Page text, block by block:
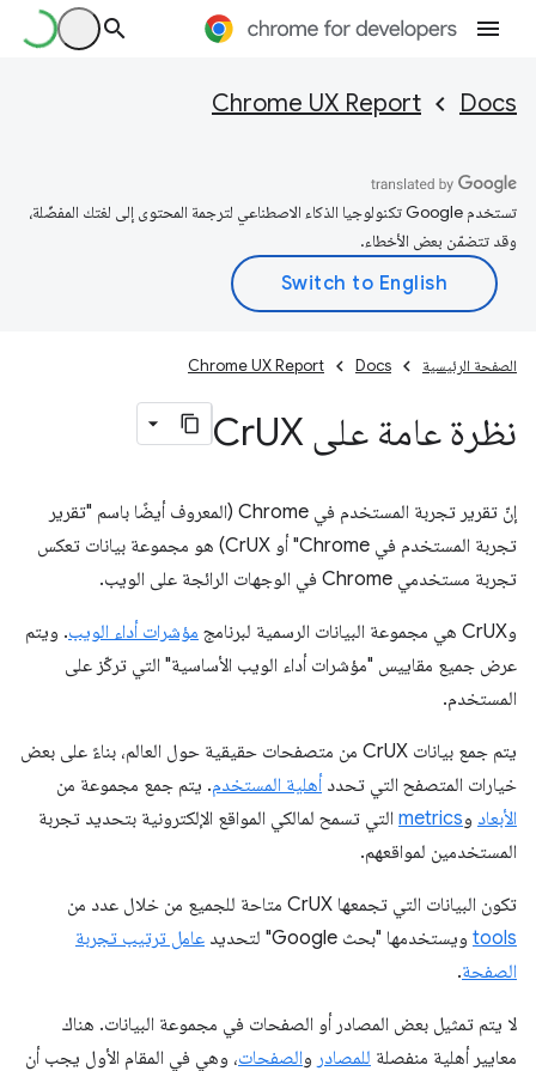
Docs
Chrome UX Report
تستخدم Google تكنولوجيا الذكاء الاصطناعي لترجمة المحتوى إلى لغتك المفضّلة،
وقد تتضمّن بعض الأخطاء.
الصفحة الرئيسية Docs
Chrome UX Report
نظرة عامة على Cr UX
إنّ تقرير تجربة المستخدم في Chrome (المعروف أيضًا باسم "تقرير
تجربة المستخدم في Chrome" أو CrUX) هو مجموعة بيانات تعكس
تجربة مستخدمي Chrome في الوجهات الرائجة على الويب.
وCrUX هي مجموعة البيانات الرسمية لبرنامج مؤشرات أداء الويب. ويتم
عرض جميع مقاييس "مؤشرات أداء الويب الأساسية" التي تركّز على
المستخدم.
يتم جمع بيانات CrUX من متصفحات حقيقية حول العالم، بناءً على بعض
خيارات المتصفح التي تحدد أهلية المستخدم. يتم جمع مجموعة من
الأبعاد وmetrics التي تسمح لمالكي المواقع الإلكترونية بتحديد تجربة
المستخدمين لمواقعهم.
تكون البيانات التي تجمعها CrUX متاحة للجميع من خلال عدد من
tools ويستخدمها "بحث Google" لتحديد
عامل ترتيب تجربة
الصفحة.
لا يتم تمثيل بعض المصادر أو الصفحات في مجموعة البيانات. هناك
معايير أهلية منفصلة للمصادر والصفحات، وهي في المقام الأول يجب أن